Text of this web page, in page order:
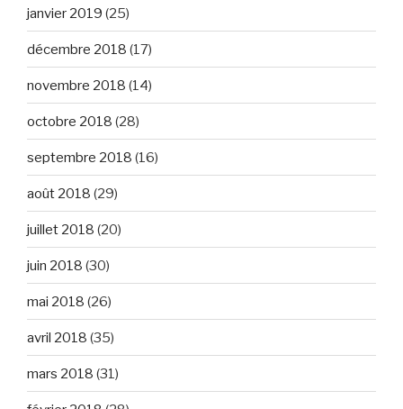
janvier 2019 (25)
décembre 2018 (17)
novembre 2018 (14)
octobre 2018 (28)
septembre 2018 (16)
août 2018 (29)
juillet 2018 (20)
juin 2018 (30)
mai 2018 (26)
avril 2018 (35)
mars 2018 (31)